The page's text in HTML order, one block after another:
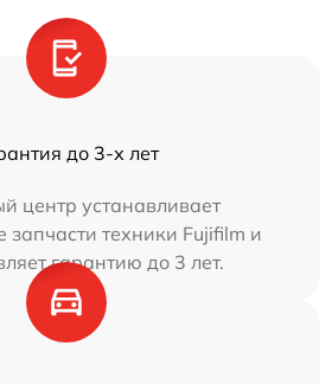
до 3-х лет
центр устанавливает
запчасти техники Fujifilm и
гарантию до 3 лет.